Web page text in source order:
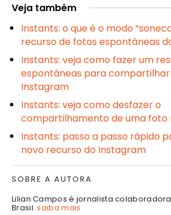
Veja também
Instants: o que é o modo
recurso de fotos espontâneas
Instants: veja como fazer um
espontâneas para compartilhar
Instagram
Instants: veja como desfazer o
compartilhamento de uma foto
Instants: passo a passo rápido
novo recurso do Instagram
SOBRE A AUTORA
Lilian Campos é jornalista
Brasil.saiba mais